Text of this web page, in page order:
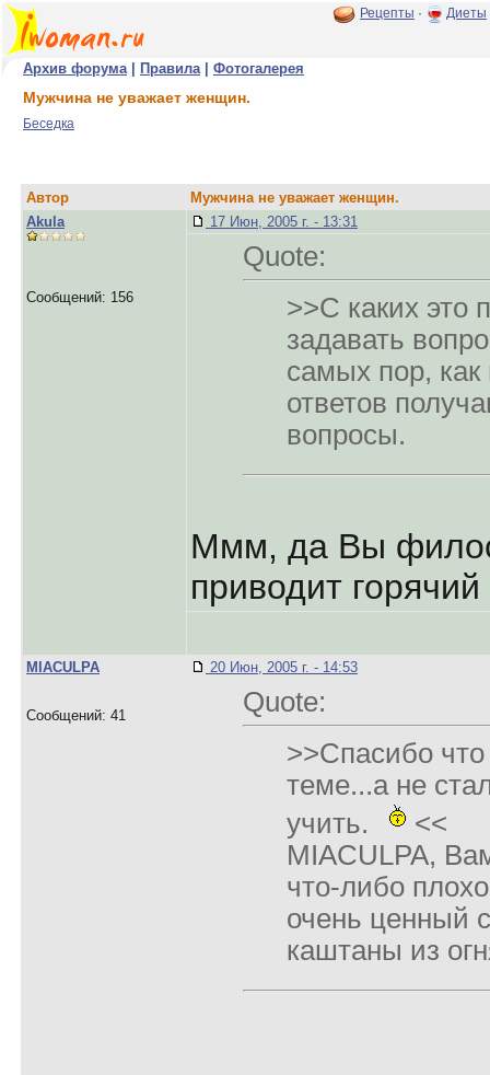
Рецепты · Диеты
Архив форума| Правила| Фотогалерея
Мужчина не уважает женщин.
Беседка
Автор
Мужчина не уважает женщин.
Akula
Сообщений: 156
17 Июн, 2005 г. - 13:31
Quote:
>>C каких это
задавать
самых пор, как
ответов
вопросы.
Ммм, да Вы
приводит
MIACULPA
Сообщений: 41
20 Июн, 2005 г. - 14:53
Quote:
>>Спасибо что
теме...а не
учить.
<<
MIACULPA,
что-либо
очень ценный
каштаны из